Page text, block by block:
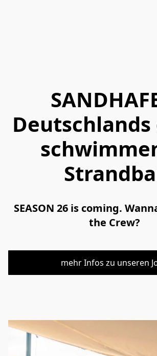
SEASON 26 is coming.
the Crew?
mehr Infos zu unseren